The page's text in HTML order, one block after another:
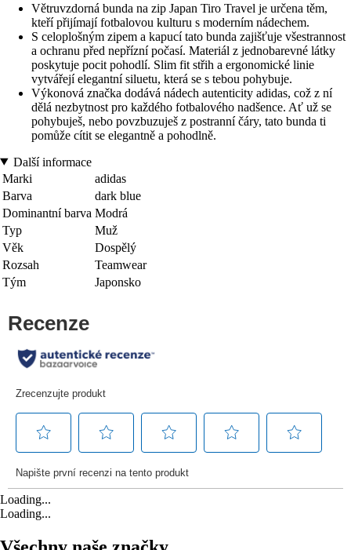
Větruvzdorná bunda na zip Japan Tiro Travel je určena těm,
kteří přijímají fotbalovou kulturu s moderním nádechem.
S celoplošným zipem a kapucí tato bunda zajišťuje všestrannost
a ochranu před nepřízní počasí. Materiál z jednobarevné látky
poskytuje pocit pohodlí. Slim fit střih a ergonomické linie
vytvářejí elegantní siluetu, která se s tebou pohybuje.
Výkonová značka dodává nádech autenticity adidas, což z ní
dělá nezbytnost pro každého fotbalového nadšence. Ať už se
pohybuješ, nebo povzbuzuješ z postranní čáry, tato bunda ti
pomůže cítit se elegantně a pohodlně.
Další informace
Marki
adidas
Barva
dark blue
Dominantní barva Modrá
Typ
Muž
Věk
Dospělý
Rozsah
Teamwear
Tým
Japonsko
Loading...
Loading...